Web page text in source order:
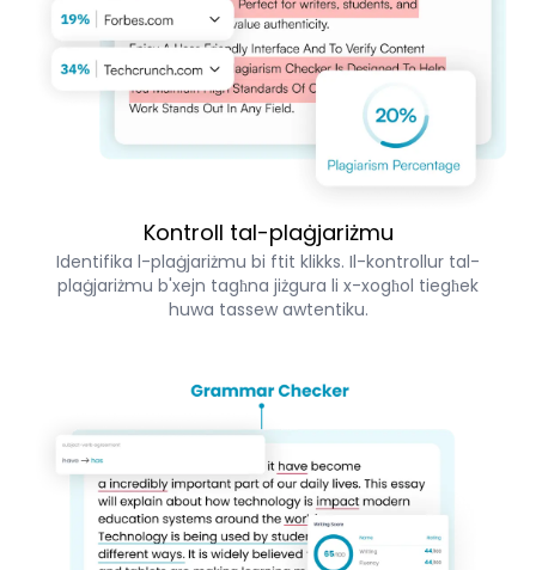
Kontroll tal-plaġjariżmu
Identifika l-plaġjariżmu bi ftit klikks. Il-kontrollur tal-
plaġjariżmu b'xejn tagħna jiżgura li x-xogħol tiegħek
huwa tassew awtentiku.